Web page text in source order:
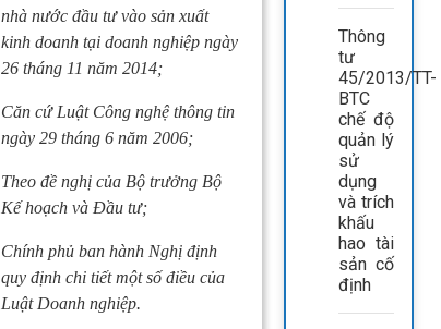
nhà nước đầu tư vào sản xuất
kinh doanh tại doanh nghiệp ngày
26 tháng 11 năm 2014;
Căn cứ Luật Công nghệ thông tin
ngày 29 tháng 6 năm 2006;
Theo đề nghị của Bộ trưởng Bộ
Kế hoạch và Đầu tư;
Chính phủ ban hành Nghị định
quy định chi tiết một số điều của
Luật Doanh nghiệp.
Thông
tư
45/2013/TT-
BTC
chế độ
quản lý
sử
dụng
và trích
khấu
hao tài
sản cố
định